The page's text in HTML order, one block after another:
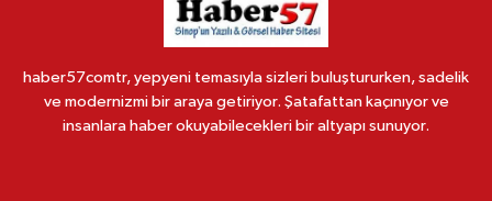
haber57comtr, yepyeni temasıyla sizleri buluştururken, sadelik
ve modernizmi bir araya getiriyor. Şatafattan kaçınıyor ve
insanlara haber okuyabilecekleri bir altyapı sunuyor.